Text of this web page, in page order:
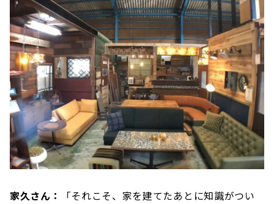
家久さん：
「それこそ、家を建てたあとに知識がつい